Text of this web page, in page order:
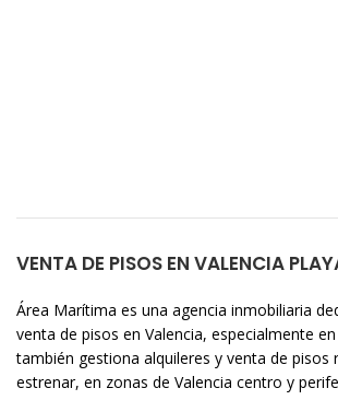
VENTA DE PISOS EN VALENCIA
Área Marítima es una agencia inmobiliaria
venta de pisos en Valencia, especialmente
también gestiona alquileres y venta de pisos
estrenar, en zonas de Valencia centro y